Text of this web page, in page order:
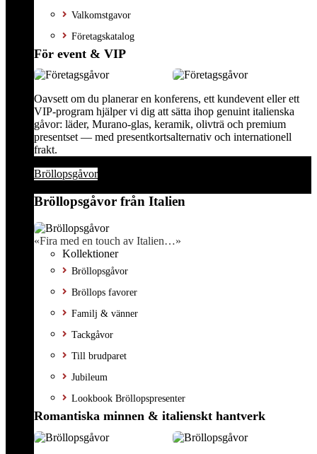
Valkomstgavor
Företagskatalog
För event & VIP
Oavsett om du planerar en konferens, ett kundevent eller ett
VIP-program hjälper vi dig att sätta ihop genuint italienska
gåvor: läder, Murano-glas, keramik, olivträ och premium
presentset — med presentkortsalternativ och internationell
frakt.
Bröllopsgåvor
Bröllopsgåvor från Italien
«Fira med en touch av Italien…»
Kollektioner
Bröllopsgåvor
Bröllops favorer
Familj & vänner
Tackgåvor
Till brudparet
Jubileum
Lookbook Bröllopspresenter
Romantiska minnen & italienskt hantverk